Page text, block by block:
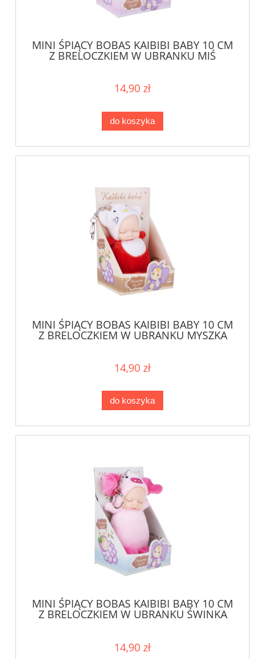
MINI ŚPIĄCY BOBAS KAIBIBI BABY 10 CM
Z BRELOCZKIEM W UBRANKU MIŚ
14,90 zł
do koszyka
MINI ŚPIĄCY BOBAS KAIBIBI BABY 10 CM
Z BRELOCZKIEM W UBRANKU MYSZKA
14,90 zł
do koszyka
MINI ŚPIĄCY BOBAS KAIBIBI BABY 10 CM
Z BRELOCZKIEM W UBRANKU ŚWINKA
14,90 zł